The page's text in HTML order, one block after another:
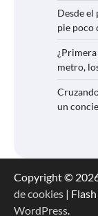
Desde el
pie poco
¿Primera
metro,
un
Copyright ©
de cookies |
WordPress